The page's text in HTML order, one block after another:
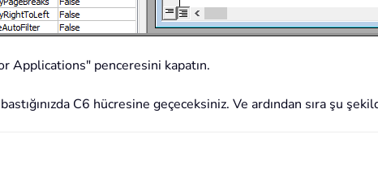
Applications" penceresini kapatın.
C6 hücresine geçeceksiniz. Ve ardından sıra şu